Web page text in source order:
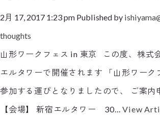
2月 17, 2017 1:23 pm Published by
thoughts
山形ワークフェス in 東京 この度、株式
エルタワーで開催されます 「山形ワーク
参加する運びとなりましたので、 ご案内
【会場】 新宿エルタワー 30...View